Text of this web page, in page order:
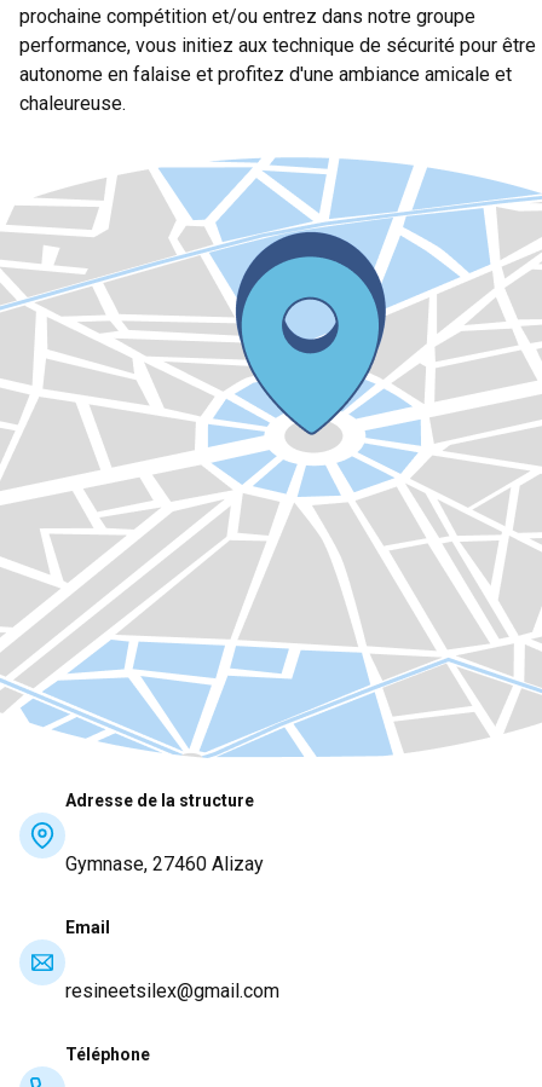
prochaine compétition et/ou entrez dans notre groupe
performance, vous initiez aux technique de sécurité pour être
autonome en falaise et profitez d'une ambiance amicale et
chaleureuse.
Adresse de la structure
Gymnase, 27460 Alizay
Email
resineetsilex@gmail.com
Téléphone